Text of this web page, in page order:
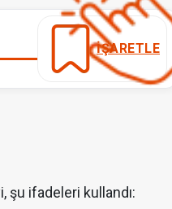
İŞARETLE
şu ifadeleri kullandı: